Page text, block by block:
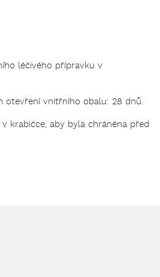
léčivého přípravku v
otevření vnitřního obalu: 28 dnů.
krabičce, aby byla chráněna před